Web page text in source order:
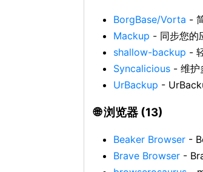
BorgBase/Vorta -
Mackup - 同步您的
shallow-backup -
Syncalicious - 维护
UrBackup -
🌐 浏览器 (13)
Beaker Browser -
Brave Browser -